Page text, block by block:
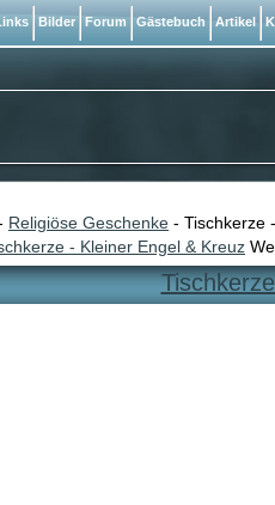
Religiöse Geschenke - Tischkerze
- Kleiner Engel & Kreuz
Bilder Forum Gästebuch Artikel